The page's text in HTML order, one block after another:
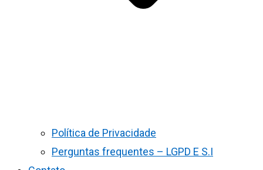
Política de Privacidade
Perguntas frequentes – LGPD E S.I